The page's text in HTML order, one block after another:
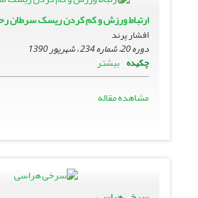
ارتباط ورزش و کم کردن ریسک سرطان
افشار پرند
دوره 20، شماره 234 ، شهریور 1390
چکیده بیشتر
مشاهده مقاله